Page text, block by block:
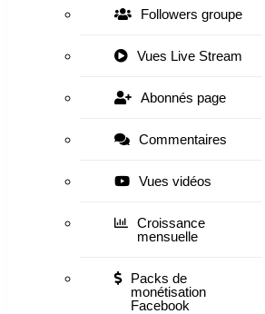
Followers groupe
Vues Live Stream
Abonnés page
Commentaires
Vues vidéos
Croissance
mensuelle
Packs de
monétisation
Facebook